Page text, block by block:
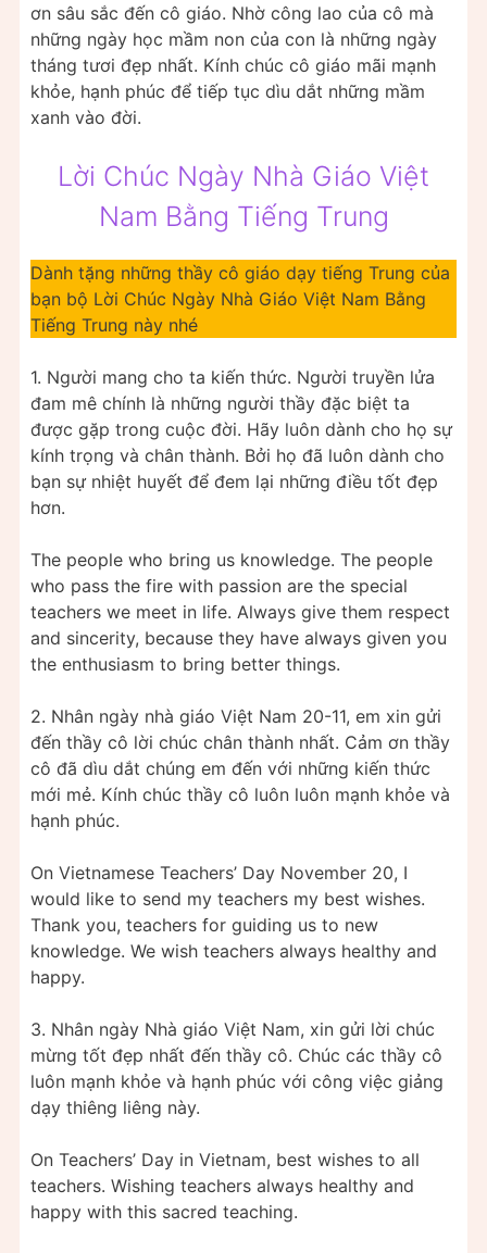
ơn sâu sắc đến cô giáo. Nhờ công lao của cô mà
những ngày học mầm non của con là những ngày
tháng tươi đẹp nhất. Kính chúc cô giáo mãi mạnh
khỏe, hạnh phúc để tiếp tục dìu dắt những mầm
xanh vào đời.
Lời Chúc Ngày Nhà Giáo Việt
Nam Bằng Tiếng Trung
Dành tặng những thầy cô giáo dạy tiếng Trung của
bạn bộ Lời Chúc Ngày Nhà Giáo Việt Nam Bằng
Tiếng Trung này nhé
1. Người mang cho ta kiến thức. Người truyền lửa
đam mê chính là những người thầy đặc biệt ta
được gặp trong cuộc đời. Hãy luôn dành cho họ sự
kính trọng và chân thành. Bởi họ đã luôn dành cho
bạn sự nhiệt huyết để đem lại những điều tốt đẹp
hơn.
The people who bring us knowledge. The people
who pass the fire with passion are the special
teachers we meet in life. Always give them respect
and sincerity, because they have always given you
the enthusiasm to bring better things.
2. Nhân ngày nhà giáo Việt Nam 20-11, em xin gửi
đến thầy cô lời chúc chân thành nhất. Cảm ơn thầy
cô đã dìu dắt chúng em đến với những kiến thức
mới mẻ. Kính chúc thầy cô luôn luôn mạnh khỏe và
hạnh phúc.
On Vietnamese Teachers’ Day November 20, I
would like to send my teachers my best wishes.
Thank you, teachers for guiding us to new
knowledge. We wish teachers always healthy and
happy.
3. Nhân ngày Nhà giáo Việt Nam, xin gửi lời chúc
mừng tốt đẹp nhất đến thầy cô. Chúc các thầy cô
luôn mạnh khỏe và hạnh phúc với công việc giảng
dạy thiêng liêng này.
On Teachers’ Day in Vietnam, best wishes to all
teachers. Wishing teachers always healthy and
happy with this sacred teaching.